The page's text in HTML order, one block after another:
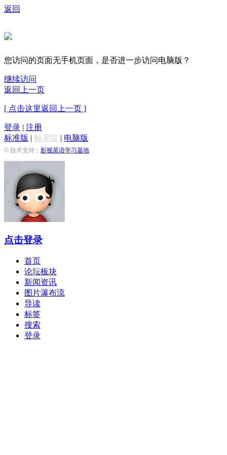
返回
您访问的页面无手机页面，是否进一步访问电脑版？
继续访问
返回上一页
[ 点击这里返回上一页 ]
登录 | 注册
标准版 | 触屏版 | 电脑版
© 技术支持： 影视英语学习基地
点击登录
首页
论坛板块
新闻资讯
图片瀑布流
导读
标签
搜索
登录